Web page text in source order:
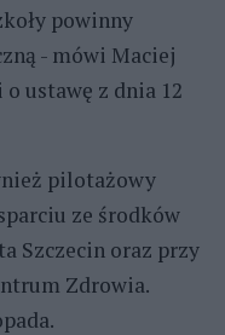
powinny
- mówi Maciej
ustawę z dnia 12
pilotażowy
ze środków
Szczecin oraz przy
Zdrowia.